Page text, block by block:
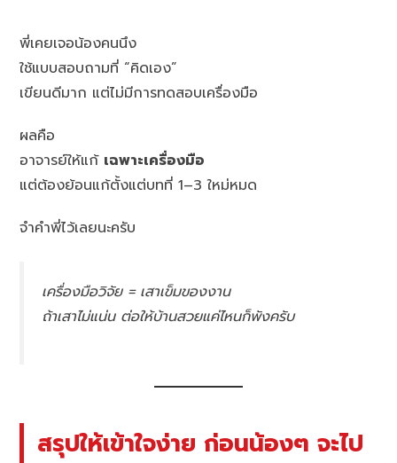
พี่เคยเจอน้องคนนึง
ใช้แบบสอบถามที่ “คิดเอง”
เขียนดีมาก แต่ไม่มีการทดสอบเครื่องมือ
ผลคือ
อาจารย์ให้แก้ เฉพาะเครื่องมือ
แต่ต้องย้อนแก้ตั้งแต่บทที่ 1–3 ใหม่หมด
จำคำพี่ไว้เลยนะครับ
เครื่องมือวิจัย = เสาเข็มของงาน
ถ้าเสาไม่แน่น ต่อให้บ้านสวยแค่ไหนก็พังครับ
สรุปให้เข้าใจง่าย ก่อนน้องๆ จะไป